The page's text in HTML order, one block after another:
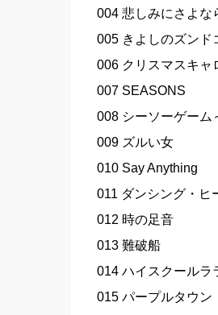
004 悲しみにさよな
005 きよしのズンド
006 クリスマスキャ
007 SEASONS
008 シーソーゲーム
009 ズルい女
010 Say Anything
011 ダンシング・ヒ
012 時の足音
013 難破船
014 ハイスクールラ
015 パープルタウン